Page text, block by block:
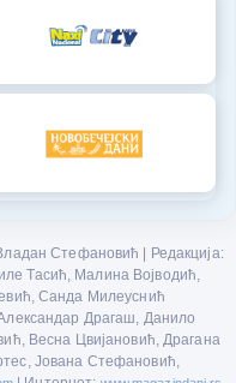
Стефановић | Редакција:
Тасић, Малина Војводић,
Санда Милеуснић
Драгаш, Данило
Весна Цвијановић, Драгана
Јована Стефановић,